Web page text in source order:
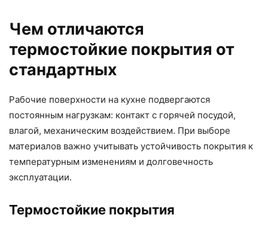
Чем отличаются
термостойкие покрытия от
стандартных
Рабочие поверхности на кухне подвергаются
постоянным нагрузкам: контакт с горячей посудой,
влагой, механическим воздействием. При выборе
материалов важно учитывать устойчивость покрытия к
температурным изменениям и долговечность
эксплуатации.
Термостойкие покрытия